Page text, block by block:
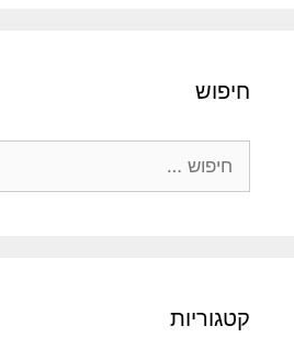
חיפוש
קטגוריות